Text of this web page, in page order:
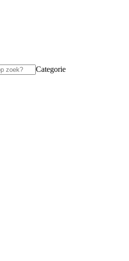
Categorie